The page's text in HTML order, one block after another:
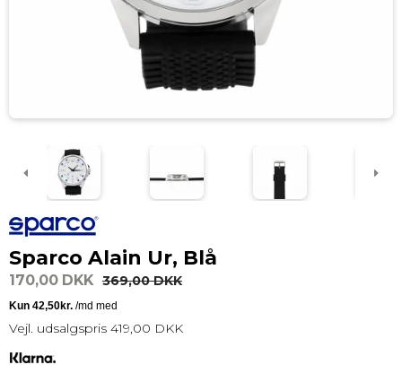
Sparco Alain Ur, Blå
170,00 DKK 369,00 DKK
Vejl. udsalgspris 419,00 DKK